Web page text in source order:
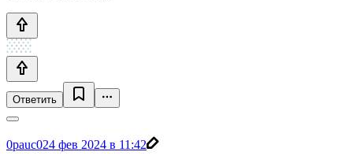
Ответить
0pauc024 фев 2024 в 11:42